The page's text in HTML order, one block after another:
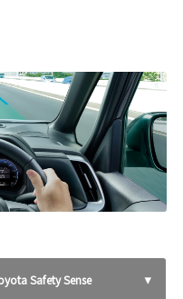
Safety Sense